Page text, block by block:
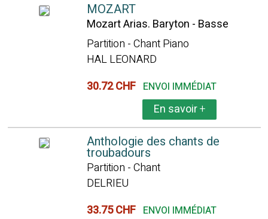
MOZART
Mozart Arias. Baryton - Basse
Partition - Chant Piano
HAL LEONARD
30.72 CHF ENVOI IMMÉDIAT
En savoir+
Anthologie des chants de
troubadours
Partition - Chant
DELRIEU
33.75 CHF ENVOI IMMÉDIAT